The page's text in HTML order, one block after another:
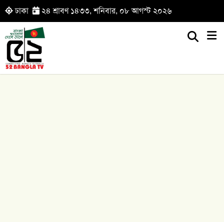
ঢাকা ২৪ শ্রাবণ ১৪৩৩, শনিবার, ০৮ আগস্ট ২০২৬